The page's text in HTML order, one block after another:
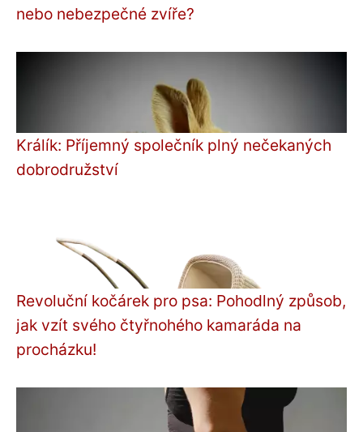
nebo nebezpečné zvíře?
Králík: Příjemný společník plný nečekaných
dobrodružství
Revoluční kočárek pro psa: Pohodlný způsob,
jak vzít svého čtyřnohého kamaráda na
procházku!